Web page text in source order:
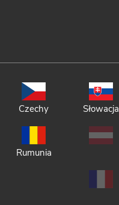
Czechy Słowacja
Rumunia